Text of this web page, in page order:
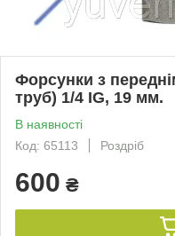
Форсунки з
труб) 1/4 IG, 19 мм.
В наявності
Код: 65113
Роздріб
600 ₴